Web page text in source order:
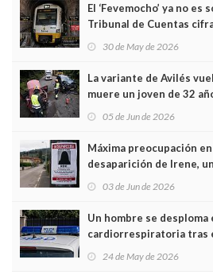
El ‘Fevemocho’ ya no es
Tribunal de Cuentas
30 de May de 2026
La variante de Avilés
muere un joven de 32
05 de Jun de 2026
Máxima preocupación
desaparición de Irene,
03 de Jun de 2026
Un hombre se desploma
cardiorrespiratoria tras
24 de May de 2026